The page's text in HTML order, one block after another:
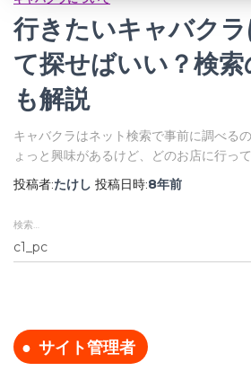
行きたいキャバク
て探せばいい？検
も解説
キャバクラはネット検索で事前に調べる
ょっと興味があるけど、どのお店に行っ
投稿者:たけし 投稿日時:8年前
検
索
検索…
サイト管理者